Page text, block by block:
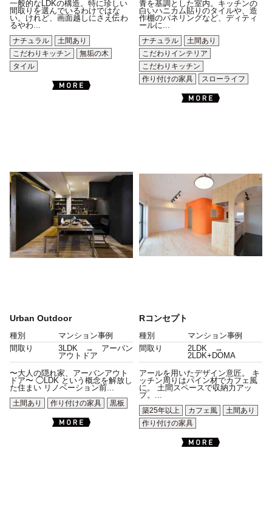
一般的なLDKの構造。特に珍しい
間取りを選んでいるわけではな
い。けれど、画面越しにさえ伝わ
るやわ...
ナチュラル
土間あり
こだわりキッチン
無垢の木
タイル
青を基調とした室内。キッチンの
白いハニカム貼りのタイルや、造
作棚のパネリングなど、ディティ
ールに...
ナチュラル
土間あり
こだわりインテリア
こだわりキッチン
作り付けの家具
スローライフ
Urban Outdoor
種別
マンション事例
間取り
3LDK → アーバン
アウトドア
〜大人の隠れ家、アーバンアウト
ドア〜 ◯LDK という概念を解放し
た住まい リノベーション前...
土間あり
作り付けの家具 黒板
Rコンセプト
種別
マンション事例
間取り
2LDK →
2LDK+DOMA
アールを用いたデザイン意匠。 キ
ッチン周りはパイン材でカフェ風
に。 土間スペースで収納力アッ
プ。...
築25年以上
カフェ風
土間あり
作り付けの家具